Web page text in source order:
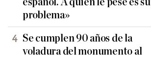
problema»
Se cumplen 90 años de la
voladura del monumento al